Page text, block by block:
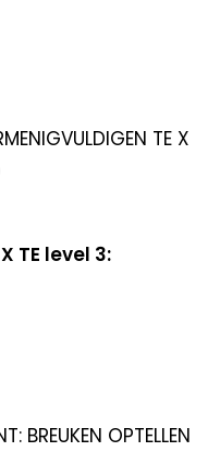
X TE level 3: